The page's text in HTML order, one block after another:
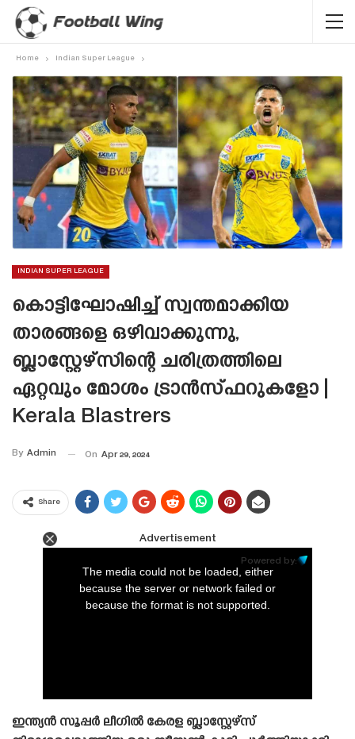
Home Indian Super League
INDIAN SUPER LEAGUE
കൊട്ടിഘോഷിച്ച് സ്വന്തമാക്കിയ
താരങ്ങളെ ഒഴിവാക്കുന്നു,
ബ്ലാസ്റ്റേഴ്‌സിന്റെ ചരിത്രത്തിലെ
ഏറ്റവും മോശം ട്രാൻസ്‌ഫറുകളോ |
Kerala Blastrers
By Admin On Apr 29, 2024
Share
Advertisement
Powered by:
The media could not be loaded, either
because the server or network failed or
because the format is not supported.
ഇന്ത്യൻ സൂപ്പർ ലീഗിൽ കേരള ബ്ലാസ്റ്റേഴ്‌സ്